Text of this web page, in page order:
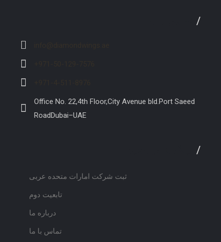
/
Office No. 22,4th Floor,City Avenue bld.Port Saeed
RoadDubai–UAE
/
ثبت شرکت امارات متحده عربی
تابعیت دوم
درباره ما
تماس با ما